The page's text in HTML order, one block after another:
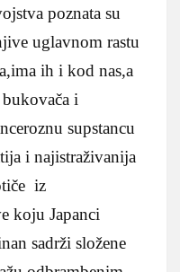
poznata su
uglavnom rastu
ih i kod nas,a
i
supstancu
i najistraživanija
iz
koju Japanci
sadrži složene